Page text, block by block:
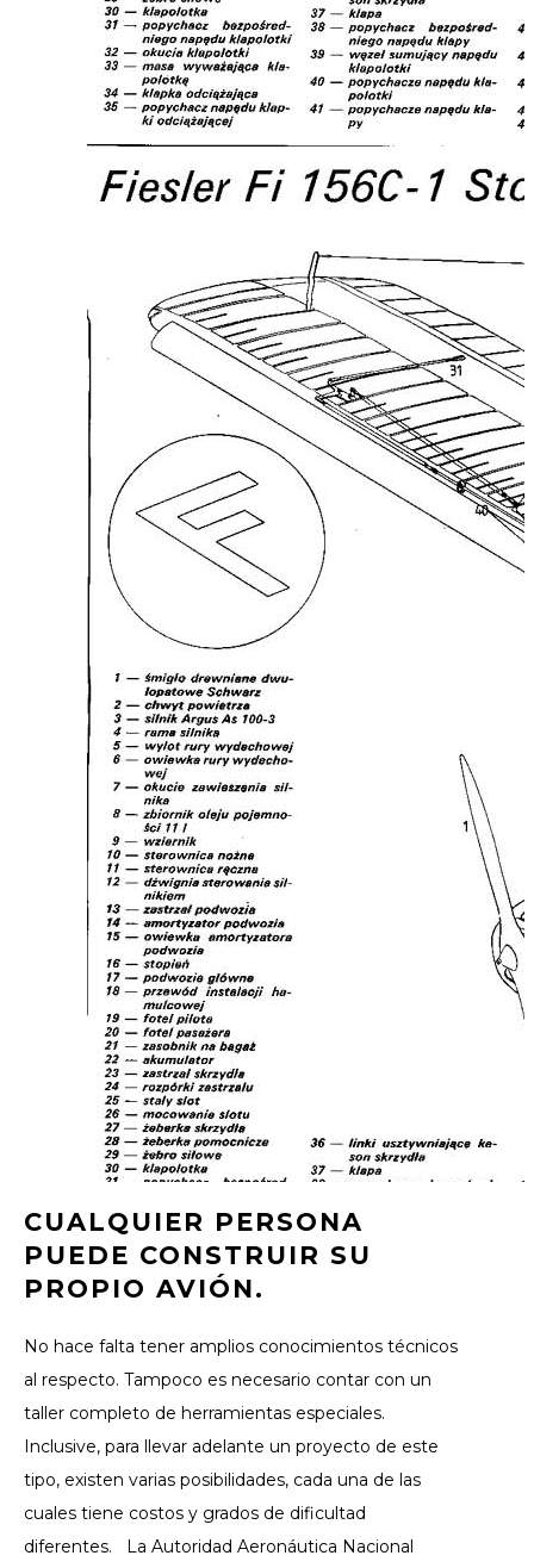
CUALQUIER PERSONA
PUEDE CONSTRUIR SU
PROPIO AVIÓN.
No hace falta tener amplios conocimientos técnicos
al respecto. Tampoco es necesario contar con un
taller completo de herramientas especiales.
Inclusive, para llevar adelante un proyecto de este
tipo, existen varias posibilidades, cada una de las
cuales tiene costos y grados de dificultad
diferentes.
La Autoridad Aeronáutica Nacional